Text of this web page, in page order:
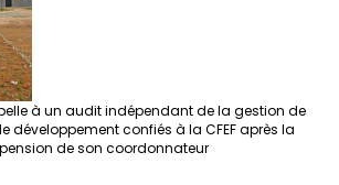
à un audit indépendant de la gestion de
développement confiés à la CFEF après la
de son coordonnateur